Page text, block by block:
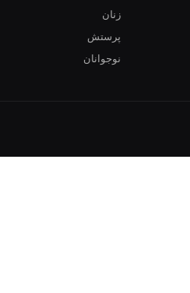
زنان
پرستش
نوجوانان